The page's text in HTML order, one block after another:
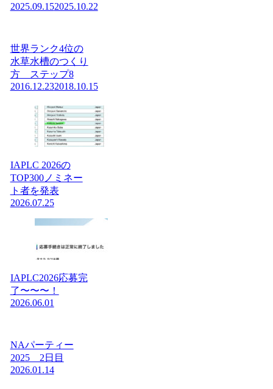
2025.09.152025.10.22
世界ランク4位の
水草水槽のつくり
方 ステップ8
2016.12.232018.10.15
IAPLC 2026の
TOP300ノミネー
ト者を発表
2026.07.25
IAPLC2026応募完
了〜〜〜！
2026.06.01
NAパーティー
2025 2日目
2026.01.14